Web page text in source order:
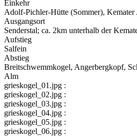
Einkehr
Adolf-Pichler-Hütte (Sommer),
Ausgangsort
Senderstal; ca. 2km unterhalb der
Aufstieg
Salfein
Abstieg
Breitschwemmkogel, Angerbergkopf,
Alm
grieskogel_01.jpg :
grieskogel_02.jpg :
grieskogel_03.jpg :
grieskogel_04.jpg :
grieskogel_05.jpg :
grieskogel_06.jpg :